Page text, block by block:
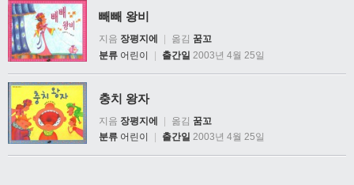
빼빼 왕비
지음 장평지에 옮김 꿈꼬
분류 어린이 | 출간일 2003년 4월 25일
충치 왕자
지음 장평지에 | 옮김 꿈꼬
분류 어린이 출간일 2003년 4월 25일